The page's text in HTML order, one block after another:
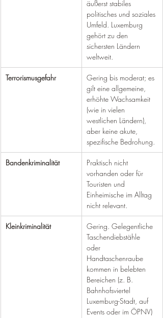
äußerst stabiles
politisches und soziales
Umfeld. Luxemburg
gehört zu den
sichersten Ländern
weltweit.
Terrorismusgefahr
Gering bis moderat; es
gilt eine allgemeine,
erhöhte Wachsamkeit
(wie in vielen
westlichen Ländern),
aber keine akute,
spezifische Bedrohung.
Bandenkriminalität
Praktisch nicht
vorhanden oder für
Touristen und
Einheimische im Alltag
nicht relevant.
Kleinkriminalität
Gering. Gelegentliche
Taschendiebstähle
oder
Handtaschenraube
kommen in belebten
Bereichen (z. B.
Bahnhofsviertel
Luxemburg-Stadt, auf
Events oder im ÖPNV)